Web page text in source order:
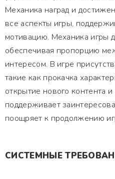
Механика наград и
все аспекты игры,
мотивацию. Механика игры
обеспечивая пропорцию
интересом. В игре
такие как прокачка
открытие нового контента
поддерживает
поощряет к продолжению
СИСТЕМНЫЕ